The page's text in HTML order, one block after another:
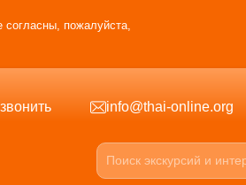
пожалуйста,
info@thai-online.org